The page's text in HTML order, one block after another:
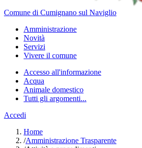
Comune di Cumignano sul Naviglio
Amministrazione
Novità
Servizi
Vivere il comune
Accesso all'informazione
Acqua
Animale domestico
Tutti gli argomenti...
Accedi
Home
/Amministrazione Trasparente